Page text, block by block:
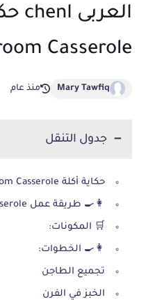
Casserole
Mary Tawfiq منذ عام
جدول التنقل
حكاية أكلة Scallops & Mushroom Casserole
👩‍🍳 طريقة عمل Scallops & Mushroom Casserole
🛒 المكونات:
👩‍🍳 الخطوات:
تجميع الطاجن
الخبز في الفرن